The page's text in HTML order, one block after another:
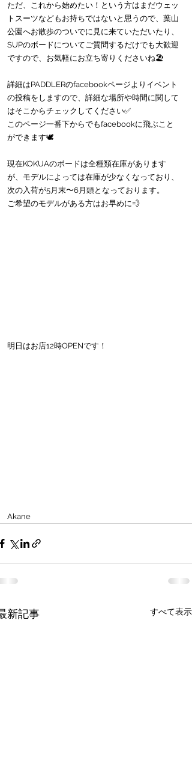
ただ、これから始めたい！という方はまだウェッ
トスーツなどもお持ちではないと思うので、葉山
公園へお散歩のついでに見に来ていただいたり、
SUPのボードについてご質問するだけでも大歓迎
ですので、お気軽にお立ち寄りくださいね🏖
詳細はPADDLERのfacebookページよりイベント
の投稿をしますので、詳細な場所や時間に関して
はそこからチェックしてください✅
このページ一番下からでもfacebookに飛ぶこと
ができます🕊
現在KOKUAのボードは全種類在庫があります
が、モデルによっては在庫が少なくなっており、
次の入荷が5月末〜6月頭となっております。
ご希望のモデルがある方はお早めに💨
明日はお店12時OPENです！
Akane
新記事 すべて表示